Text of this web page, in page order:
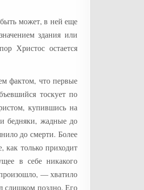
может, в ней еще
здания или
Христос остается
фактом, что первые
тоскует по
купившись на
бедняки, жадные до
до смерти. Более
как только приходит
в себе никакого
— хватило
слишком поздно. Его